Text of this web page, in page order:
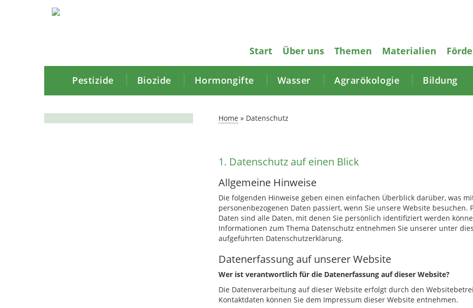
Start Über uns Themen Materialien
Pestizide Biozide Hormongifte Wasser Agrarökologie Bildung
Home » Datenschutz
1. Datenschutz auf einen Blick
Allgemeine Hinweise
Die folgenden Hinweise geben einen einfachen Überblick darüber, was
personenbezogenen Daten passiert, wenn Sie unsere Website besuchen.
Daten sind alle Daten, mit denen Sie persönlich identifiziert werden
Informationen zum Thema Datenschutz entnehmen Sie unserer unter
aufgeführten Datenschutzerklärung.
Datenerfassung auf unserer Website
Wer ist verantwortlich für die Datenerfassung auf dieser Website?
Die Datenverarbeitung auf dieser Website erfolgt durch den
Kontaktdaten können Sie dem Impressum dieser Website entnehmen.